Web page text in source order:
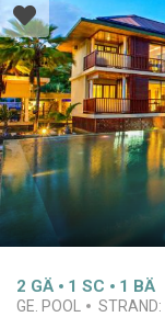
2 GÄ 1 SC 1 BÄ
GE. POOL STRAND: